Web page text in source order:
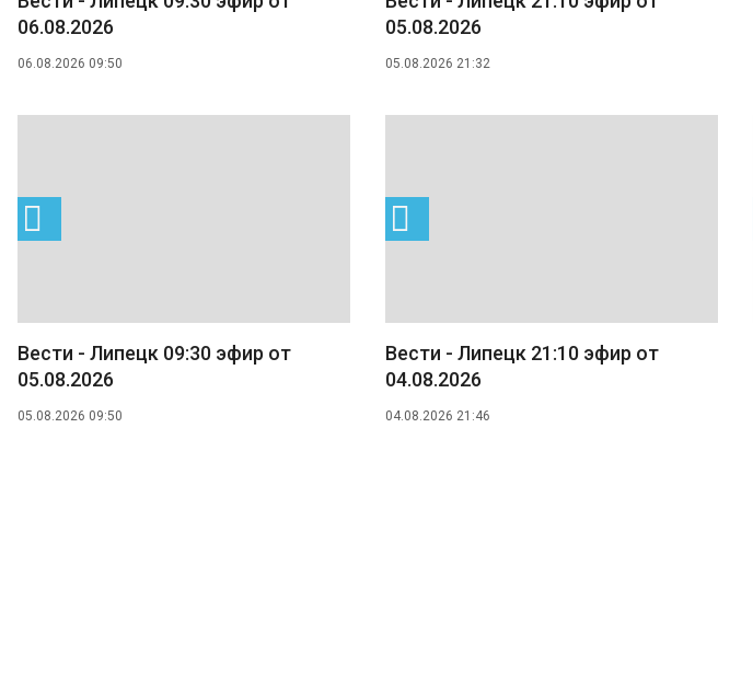
06.08.2026
06.08.2026 09:50
05.08.2026
05.08.2026 21:32
Вести - Липецк 09:30 эфир от
05.08.2026
05.08.2026 09:50
Вести - Липецк 21:10 эфир от
04.08.2026
04.08.2026 21:46